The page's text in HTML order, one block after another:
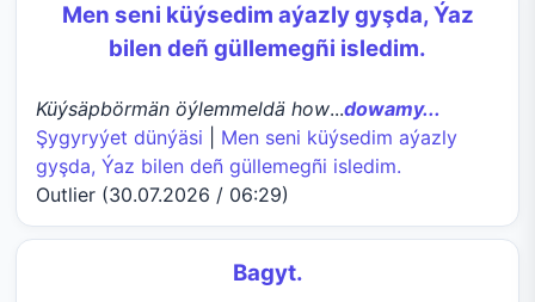
Men seni küýsedim aýazly gyşda, Ýaz
bilen deñ güllemegñi isledim.
Küýsäpbörmän öýlemmeldä how...dowamy...
Şygyryýet dünýäsi
Men seni küýsedim aýazly
gyşda, Ýaz bilen deñ güllemegñi isledim.
Outlier (30.07.2026 / 06:29)
Bagyt.